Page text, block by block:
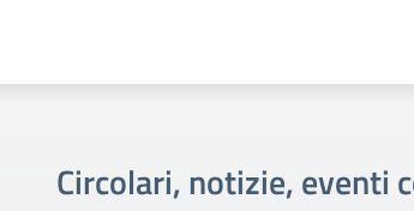
Circolari, notizie, eventi